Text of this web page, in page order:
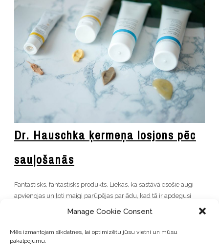
Manage Cookie Consent
Mēs izmantojam sīkdatnes, lai optimizētu jūsu vietni un mūsu
pakalpojumu.
Dr. Hauschka ķermeņa losjons pēc
sauļošanās
Fantastisks, fantastisks produkts. Liekas, ka sastāvā esošie augi
apvienojas un ļoti maigi parūpējas par ādu, kad tā ir apdegusi
saulē un sakairināta. Par to pārliecinājos arī pati pirms neilga laika
pēc saules peldes pludmalē. To uzklājot no rīta un vakarā, pēc
mirkļa pamanīju, ka āda jau kļūst brūna un kairinājums ir
pazudis. Krēmu patiesībā var lietot arī